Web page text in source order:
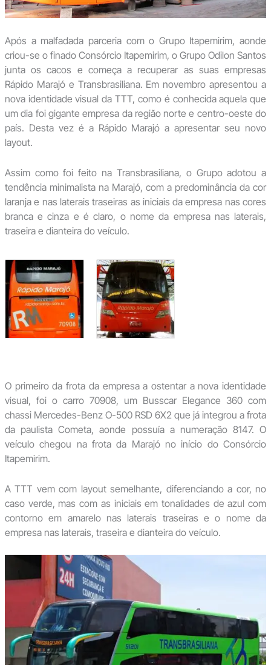
Após a malfadada parceria com o Grupo Itapemirim, aonde
criou-se o finado Consórcio Itapemirim, o Grupo Odilon Santos
junta os cacos e começa a recuperar as suas empresas
Rápido Marajó e Transbrasiliana. Em novembro apresentou a
nova identidade visual da TTT, como é conhecida aquela que
um dia foi gigante empresa da região norte e centro-oeste do
país. Desta vez é a Rápido Marajó a apresentar seu novo
layout.
Assim como foi feito na Transbrasiliana, o Grupo adotou a
tendência minimalista na Marajó, com a predominância da cor
laranja e nas laterais traseiras as iniciais da empresa nas cores
branca e cinza e é claro, o nome da empresa nas laterais,
traseira e dianteira do veículo.
O primeiro da frota da empresa a ostentar a nova identidade
visual, foi o carro 70908, um Busscar Elegance 360 com
chassi Mercedes-Benz O-500 RSD 6X2 que já integrou a frota
da paulista Cometa, aonde possuía a numeração 8147. O
veículo chegou na frota da Marajó no início do Consórcio
Itapemirim.
A TTT vem com layout semelhante, diferenciando a cor, no
caso verde, mas com as iniciais em tonalidades de azul com
contorno em amarelo nas laterais traseiras e o nome da
empresa nas laterais, traseira e dianteira do veículo.